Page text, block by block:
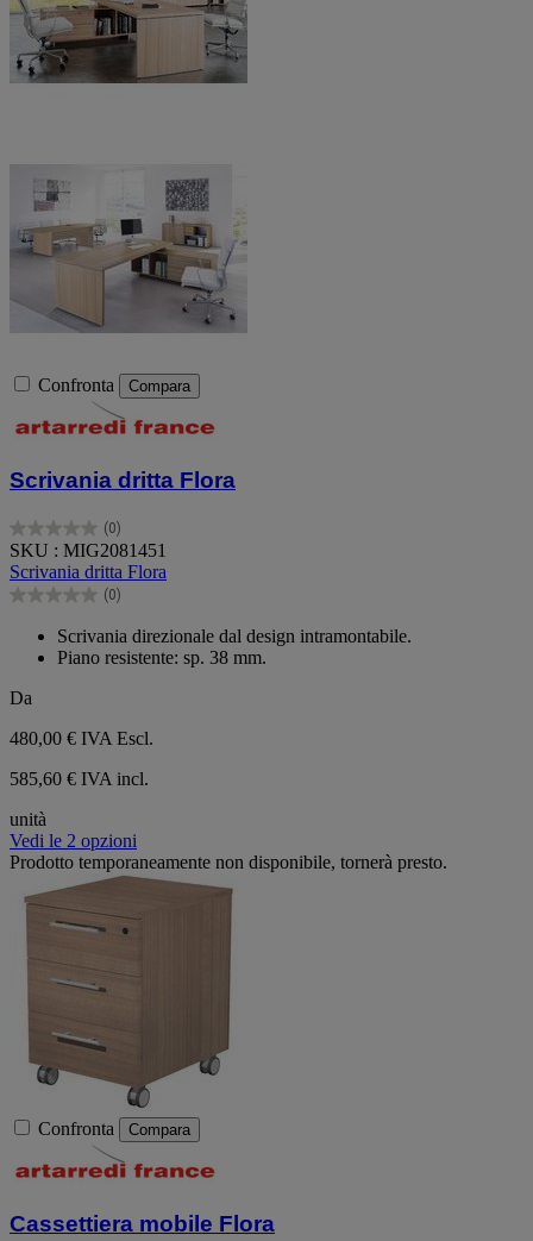
Confronta Compara
Scrivania dritta Flora
(0)
0.0
su
5
stelle.
SKU : MIG2081451
Scrivania dritta Flora
(0)
0.0
stelle.
Scrivania direzionale dal design intramontabile.
Piano resistente: sp. 38 mm.
Da
480,00 € IVA Escl.
585,60 € IVA incl.
unità
Vedi le 2 opzioni
Prodotto temporaneamente non disponibile, tornerà presto.
Confronta Compara
Cassettiera mobile Flora